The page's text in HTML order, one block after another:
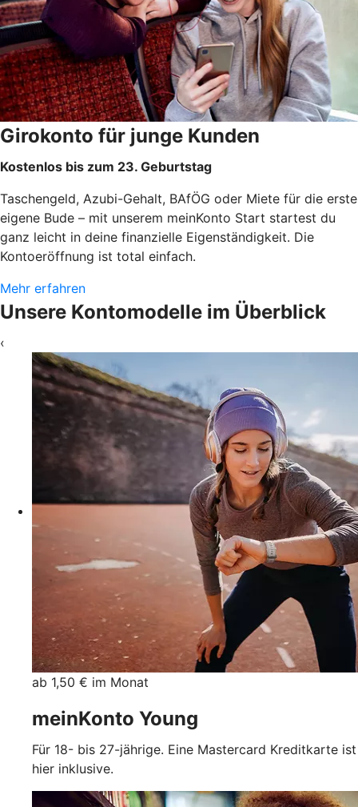
Girokonto für junge Kunden
Kostenlos bis zum 23. Geburtstag
Taschengeld, Azubi-Gehalt, BAfÖG oder Miete für die erste
eigene Bude – mit unserem meinKonto Start startest du
ganz leicht in deine finanzielle Eigenständigkeit. Die
Kontoeröffnung ist total einfach.
Mehr erfahren
Unsere Kontomodelle im Überblick
‹
ab 1,50 € im Monat
meinKonto Young
Für 18- bis 27-jährige. Eine Mastercard Kreditkarte ist
hier inklusive.